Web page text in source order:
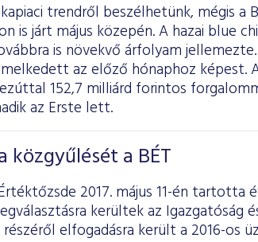
trendről beszélhetünk, mégis
is járt május közepén. A hazai blue
is növekvő árfolyam
az előző hónaphoz képest.
152,7 milliárd forintos
az Erste lett.
a BÉT
2017. május 11-én tartotta
kerültek az Igazgatóság
elfogadásra került a 2016-os